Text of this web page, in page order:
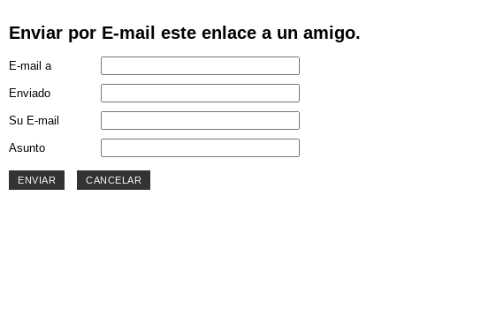
Enviar por E-mail este enlace a un amigo.
E-mail a
Enviado
Su E-mail
Asunto
ENVIAR CANCELAR